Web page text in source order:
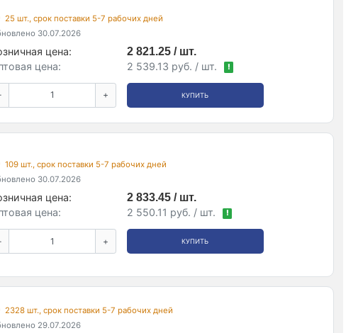
25 шт., срок поставки 5-7 рабочих дней
30.07.2026
цена:
2 821.25 / шт.
цена:
2 539.13 руб. / шт. !
+ КУПИТЬ
109 шт., срок поставки 5-7 рабочих дней
30.07.2026
цена:
2 833.45 / шт.
цена:
2 550.11 руб. / шт. !
+ КУПИТЬ
2328 шт., срок поставки 5-7 рабочих дней
29.07.2026